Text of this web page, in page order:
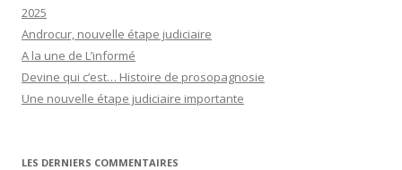
2025
Androcur, nouvelle étape judiciaire
A la une de L’informé
Devine qui c’est… Histoire de prosopagnosie
Une nouvelle étape judiciaire importante
LES DERNIERS COMMENTAIRES